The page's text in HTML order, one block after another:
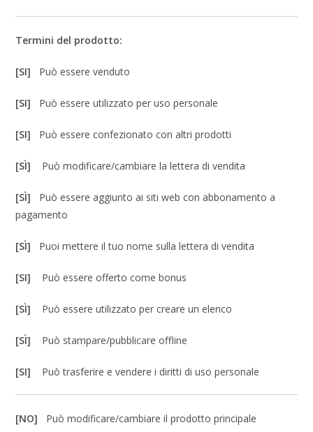
Termini del prodotto:
[SI] Può essere venduto
[SI] Può essere utilizzato per uso personale
[SI] Può essere confezionato con altri prodotti
[SÌ] Può modificare/cambiare la lettera di vendita
[SÌ] Può essere aggiunto ai siti web con abbonamento a
pagamento
[SÌ] Puoi mettere il tuo nome sulla lettera di vendita
[SI] Può essere offerto come bonus
[SÌ] Può essere utilizzato per creare un elenco
[SÌ] Può stampare/pubblicare offline
[SI] Può trasferire e vendere i diritti di uso personale
[NO] Può modificare/cambiare il prodotto principale